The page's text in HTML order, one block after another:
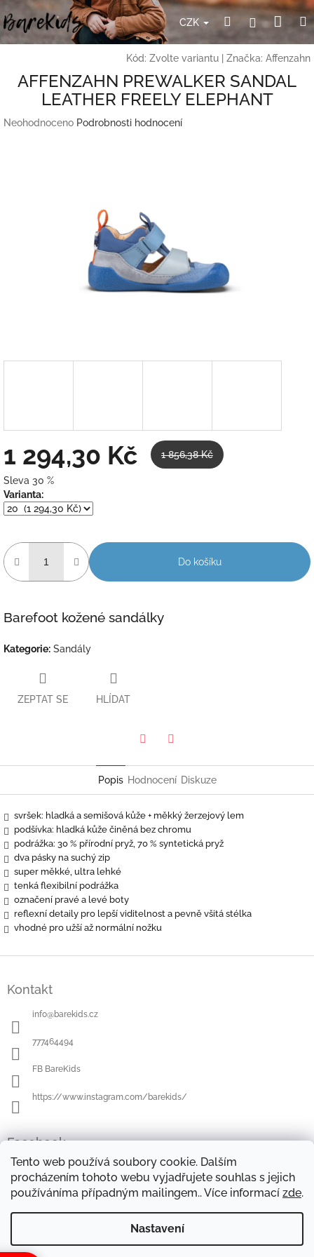
Tento web používá soubory cookie. Dalším
procházením tohoto webu vyjadřujete souhlas s jejich
používáníma případným mailingem.. Více informací zde.
Nastavení
Přejít
na
obsah
CZK HledatPřihlášení
Kód: Zvolte variantu Značka: Affenzahn
AFFENZAHN PREWALKER SANDAL
LEATHER FREELY ELEPHANT
Průměrné
Neohodnoceno Podrobnosti hodnocení
1 294,30 Kč 1 856,38 Kč
Sleva 30 %
Měrná
cena:
Varianta:
Do košíku
Barefoot kožené sandálky
Kategorie: Sandály
ZEPTAT SE HLÍDAT
Popis Hodnocení Diskuze
svršek: hladká a semišová kůže + měkký žerzejový lem
podšívka: hladká kůže činěná bez chromu
podrážka: 30 % přírodní pryž, 70 % syntetická pryž
dva pásky na suchý zip
super měkké, ultra lehké
tenká flexibilní podrážka
označení pravé a levé boty
reflexní detaily pro lepší viditelnost a pevně všitá stélka
vhodné pro užší až normální nožku
Kontakt
info@barekids.cz
777464494
FB BareKids
https://www.instagram.com/barekids/
Facebook
FORMULÁŘE KE STAŽENÍ